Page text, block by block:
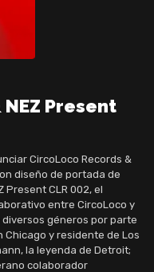
Present
CircoLoco Records &
diseño de portada de
Present CLR 002, el
entre CircoLoco y
géneros por parte
Chicago y residente de Los
la leyenda de Detroit;
colaborador